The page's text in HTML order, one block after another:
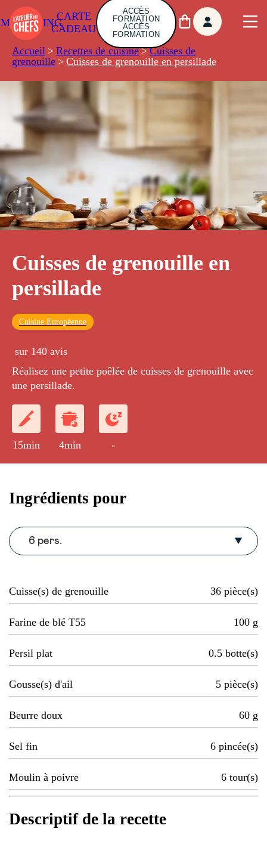
CARTE
CADEAU
ACCÈS
FORMATION
ACCÈS
FORMATION
Accueil > Recettes de cuisine > Cuisses de
grenouille > Cuisses de grenouille en persillade
Cuisses de grenouille en
persillade
Cuisine Européenne
sur 140 avis
Réalisez une petite poêlée de cuisses de grenouille avec
une persillade.
15min 4min -
Ingrédients pour
6 pers.
Cuisse(s) de grenouille 36 pièce(s)
Farine de blé T55 100 g
Persil plat 0.5 botte(s)
Gousse(s) d'ail 5 pièce(s)
Beurre doux 60 g
Sel fin 6 pincée(s)
Moulin à poivre 6 tour(s)
Descriptif de la recette